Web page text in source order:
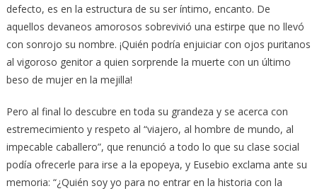
defecto, es en la estructura de su ser íntimo, encanto. De
aquellos devaneos amorosos sobrevivió una estirpe que no llevó
con sonrojo su nombre. ¡Quién podría enjuiciar con ojos puritanos
al vigoroso genitor a quien sorprende la muerte con un último
beso de mujer en la mejilla!
Pero al final lo descubre en toda su grandeza y se acerca con
estremecimiento y respeto al “viajero, al hombre de mundo, al
impecable caballero”, que renunció a todo lo que su clase social
podía ofrecerle para irse a la epopeya, y Eusebio exclama ante su
memoria: “¿Quién soy yo para no entrar en la historia con la